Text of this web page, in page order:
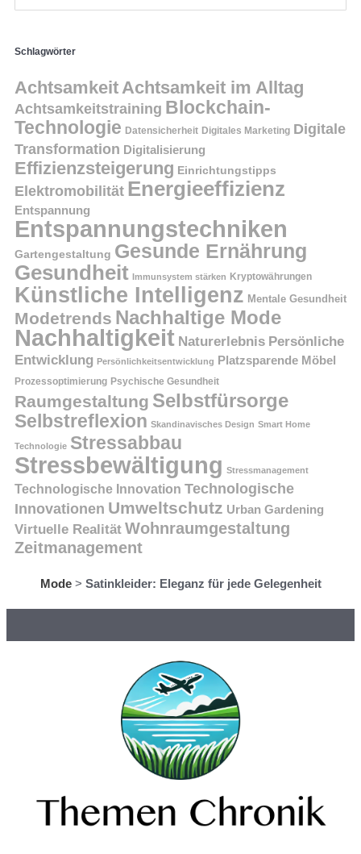
Schlagwörter
AchtsamkeitAchtsamkeit im Alltag
Achtsamkeitstraining Blockchain-
Technologie Datensicherheit Digitales Marketing Digitale
Transformation Digitalisierung
Effizienzsteigerung Einrichtungstipps
Elektromobilität Energieeffizienz
Entspannung
Entspannungstechniken
Gartengestaltung Gesunde Ernährung
Gesundheit Immunsystem stärken Kryptowährungen
Künstliche Intelligenz Mentale Gesundheit
Modetrends Nachhaltige Mode
Nachhaltigkeit Naturerlebnis Persönliche
Entwicklung Persönlichkeitsentwicklung Platzsparende Möbel
Prozessoptimierung Psychische Gesundheit
Raumgestaltung Selbstfürsorge
Selbstreflexion Skandinavisches Design Smart Home
Technologie Stressabbau
Stressbewältigung Stressmanagement
Technologische Innovation Technologische
Innovationen Umweltschutz Urban Gardening
Virtuelle Realität Wohnraumgestaltung
Zeitmanagement
Mode> Satinkleider: Eleganz für jede Gelegenheit